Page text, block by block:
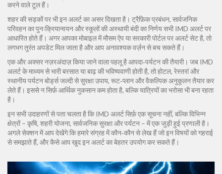
करने वाले टूल हैं।
शहर की सड़कों पर भी इन अलर्ट का असर दिखता है। ट्रैफ़िक प्रबंधन, सार्वजनिक
परिवहन का पुनःक्रियान्वयन और स्कूलों की अस्थायी बंदी का निर्णय सभी IMD अलर्ट पर
आधारित होते हैं। अगर आपका मोबाइल में मौसम ऐप या सरकारी पोर्टल पर अलर्ट सेट है, तो
लगभग तुरंत अपडेट मिल जाता है और आप अनावश्यक वर्ज़न से बच सकते हैं।
एक और अक्सर नज़रअंदाज़ किया जाने वाला पहलू है आपदा‑पर्यटन की तैयारी। जब IMD
अलर्ट के माध्यम से भारी बरसात या बाढ़ की भविष्यवाणी होती है, तो होटल, रेस्तरां और
स्थानीय पर्यटन बोर्ड्स जल्दी से सुरक्षा उपाय, रूट‑प्लान और वैकल्पिक अनुकूलन तैयार कर
लेते हैं। इससे न सिर्फ़ आर्थिक नुकसान कम होता है, बल्कि यात्रियों का भरोसा भी बना रहता
है।
इन सभी उदाहरणों से पता चलता है कि IMD अलर्ट सिर्फ़ एक सूचना नहीं, बल्कि विभिन्न
क्षेत्रों – कृषि, शहरी योजना, सार्वजनिक सुरक्षा और पर्यटन – में एक जुड़ी हुई प्रणाली है।
अगले सेक्शन में आप देखेंगे कि हमारे संग्रह में कौन‑कौन से लेख हैं जो इन विषयों को गहराई
से समझाते हैं, और कैसे आप खुद इन अलर्ट का बेहतर उपयोग कर सकते हैं।